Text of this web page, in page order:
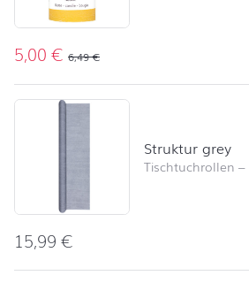
5,00€ 6,49€
Struktur grey
Tischtuchrollen –
15,99€